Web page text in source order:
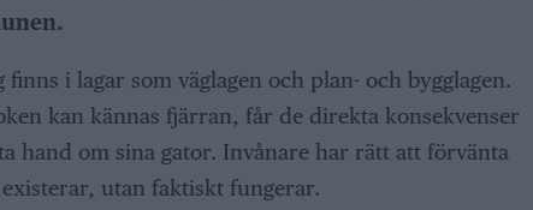
finns i lagar som väglagen och plan- och bygglagen.
kan kännas fjärran, får de direkta konsekvenser
hand om sina gator. Invånare har rätt att förvänta
utan faktiskt fungerar.